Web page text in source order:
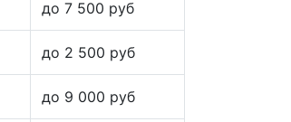
до 7 500 руб
до 2 500 руб
до 9 000 руб